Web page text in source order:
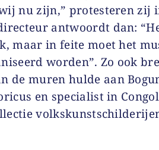
nu zijn,” protesteren zij
antwoordt dan:
maar in feite moet het
worden”. Zo ook
de muren hulde aan
en specialist in